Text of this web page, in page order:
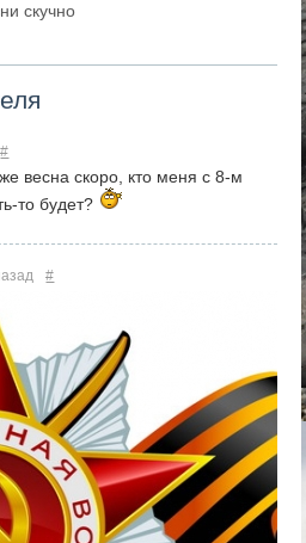
скучно
#
весна скоро, кто меня с 8-м
то будет?
#